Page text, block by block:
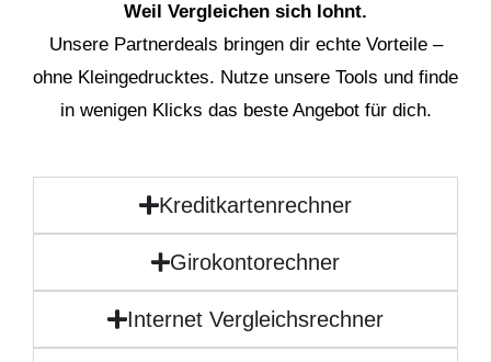
Weil Vergleichen sich lohnt.
Unsere Partnerdeals bringen dir echte Vorteile –
ohne Kleingedrucktes. Nutze unsere Tools und finde
in wenigen Klicks das beste Angebot für dich.
Kreditkartenrechner
Girokontorechner
Internet Vergleichsrechner